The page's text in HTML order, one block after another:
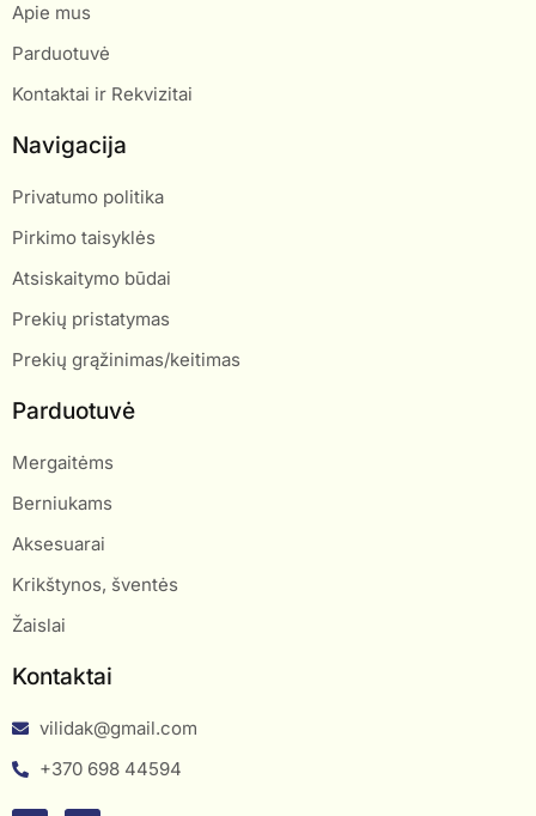
Apie mus
Parduotuvė
Kontaktai ir Rekvizitai
Navigacija
Privatumo politika
Pirkimo taisyklės
Atsiskaitymo būdai
Prekių pristatymas
Prekių grąžinimas/keitimas
Parduotuvė
Mergaitėms
Berniukams
Aksesuarai
Krikštynos, šventės
Žaislai
Kontaktai
vilidak@gmail.com
+370 698 44594